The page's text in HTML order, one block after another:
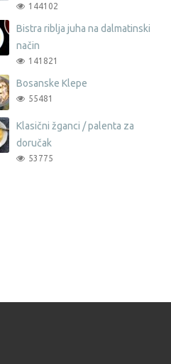
144102
Bistra riblja juha na dalmatinski
način
141821
Bosanske Klepe
55481
Klasični žganci / palenta za
doručak
53775